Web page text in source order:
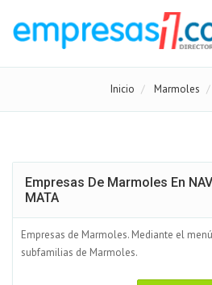
Inicio Marmoles
Empresas De Marmoles En
MATA
Empresas de Marmoles. Mediante el
subfamilias de Marmoles.